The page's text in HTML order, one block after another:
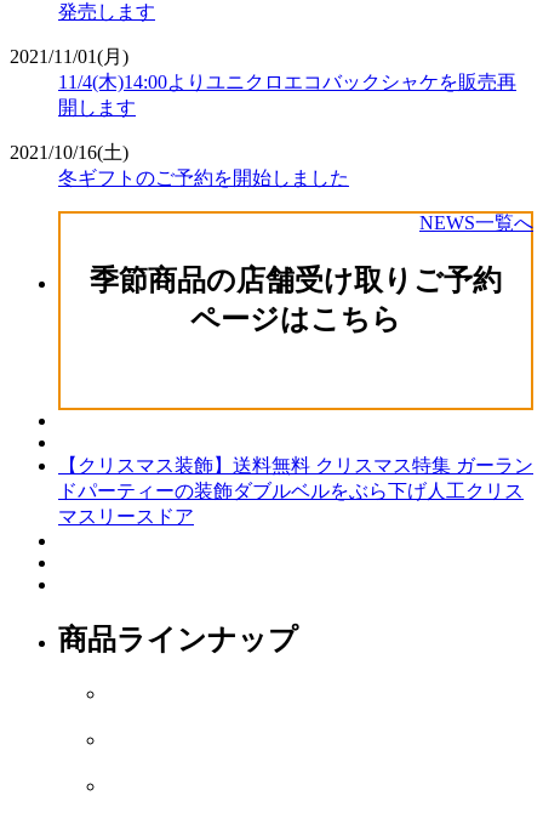
発売します
2021/11/01(月)
11/4(木)14:00よりユニクロエコバックシャケを販売再
開します
2021/10/16(土)
冬ギフトのご予約を開始しました
NEWS一覧へ
季節商品の店舗受け取りご予約
ページはこちら
【クリスマス装飾】送料無料 クリスマス特集 ガーラン
ドパーティーの装飾ダブルベルをぶら下げ人工クリス
マスリースドア
商品ラインナップ